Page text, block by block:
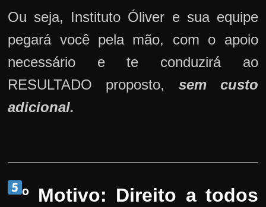
Ou seja, Instituto Óliver e sua equipe
pegará você pela mão, com o apoio
necessário e te conduzirá ao
RESULTADO proposto, sem custo
adicional.
º Motivo: Direito a todos